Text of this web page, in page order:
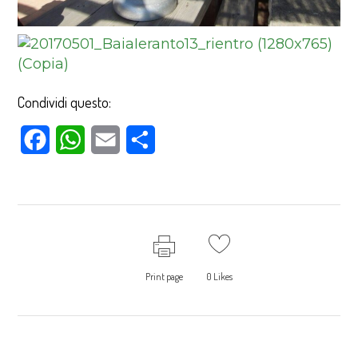
Condividi questo:
FacebookWhatsAppEmail
Print page 0 Likes